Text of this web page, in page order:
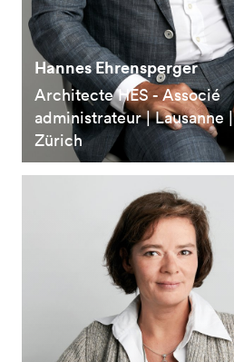
Hannes Ehrensperger
Architecte HES - Associé
administrateur | Lausanne |
Zürich